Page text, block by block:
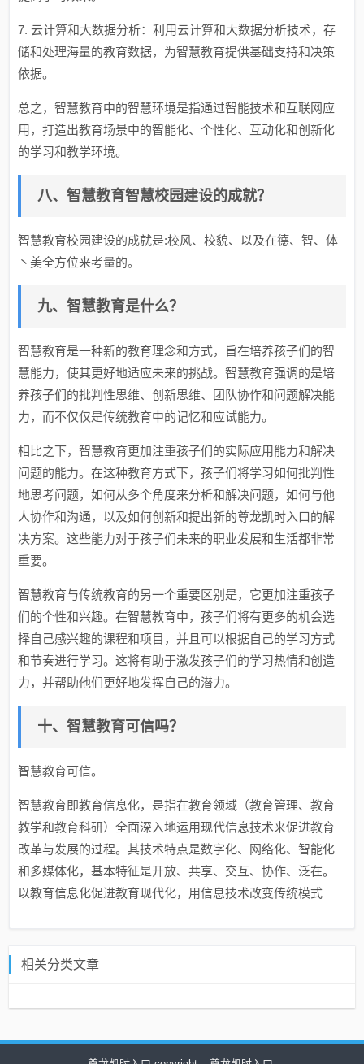
7. 云计算和大数据分析：利用云计算和大数据分析技术，存
储和处理海量的教育数据，为智慧教育提供基础支持和决策
依据。
总之，智慧教育中的智慧环境是指通过智能技术和互联网应
用，打造出教育场景中的智能化、个性化、互动化和创新化
的学习和教学环境。
八、智慧教育智慧校园建设的成就？
智慧教育校园建设的成就是:校风、校貌、以及在德、智、体
丶美全方位来考量的。
九、智慧教育是什么？
智慧教育是一种新的教育理念和方式，旨在培养孩子们的智
慧能力，使其更好地适应未来的挑战。智慧教育强调的是培
养孩子们的批判性思维、创新思维、团队协作和问题解决能
力，而不仅仅是传统教育中的记忆和应试能力。
相比之下，智慧教育更加注重孩子们的实际应用能力和解决
问题的能力。在这种教育方式下，孩子们将学习如何批判性
地思考问题，如何从多个角度来分析和解决问题，如何与他
人协作和沟通，以及如何创新和提出新的尊龙凯时入口的解
决方案。这些能力对于孩子们未来的职业发展和生活都非常
重要。
智慧教育与传统教育的另一个重要区别是，它更加注重孩子
们的个性和兴趣。在智慧教育中，孩子们将有更多的机会选
择自己感兴趣的课程和项目，并且可以根据自己的学习方式
和节奏进行学习。这将有助于激发孩子们的学习热情和创造
力，并帮助他们更好地发挥自己的潜力。
十、智慧教育可信吗？
智慧教育可信。
智慧教育即教育信息化，是指在教育领域（教育管理、教育
教学和教育科研）全面深入地运用现代信息技术来促进教育
改革与发展的过程。其技术特点是数字化、网络化、智能化
和多媒体化，基本特征是开放、共享、交互、协作、泛在。
以教育信息化促进教育现代化，用信息技术改变传统模式
相关分类文章